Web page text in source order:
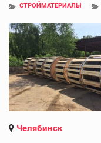
СТРОЙМАТЕРИАЛЫ
Челябинск